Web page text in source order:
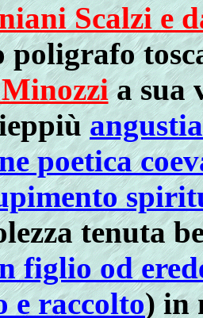
Scalzi e
a sua
poetica
tenuta
figlio od
e raccolto) in